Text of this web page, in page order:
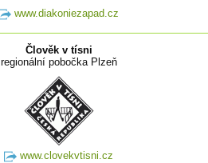
www.diakoniezapad.cz
Člověk v tísni
regionální pobočka Plzeň
www.clovekvtisni.cz